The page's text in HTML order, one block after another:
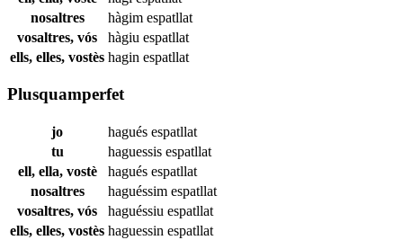
nosaltres
hàgim espatllat
vosaltres, vós
hàgiu espatllat
ells, elles, vostès hagin espatllat
Plusquamperfet
jo hagués espatllat
tu
haguessis espatllat
ell, ella, vostè
hagués espatllat
nosaltres
haguéssim espatllat
vosaltres, vós
haguéssiu espatllat
ells, elles, vostès haguessin espatllat